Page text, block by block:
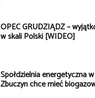
OPEC GRUDZIĄDZ –
w skali Polski [WIDEO]
Spółdzielnia energetyczna
Zbuczyn chce mieć